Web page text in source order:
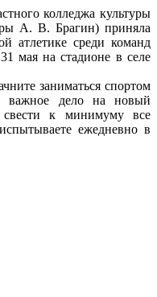
колледжа культуры
А. В. Брагин) приняла
атлетике среди команд
мая на стадионе в селе
заниматься спортом
важное дело на новый
к минимуму все
ежедневно в